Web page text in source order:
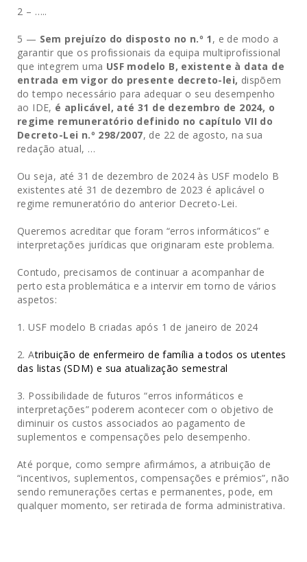
2 – …..
5 — Sem prejuízo do disposto no n.º 1 , e de modo a
garantir que os profissionais da equipa multiprofissional
que integrem uma USF modelo B, existente à data de
entrada em vigor do presente decreto-lei, dispõem
do tempo necessário para adequar o seu desempenho
ao IDE, é aplicável, até 31 de dezembro de 2024, o
regime remuneratório definido no capítulo VII do
Decreto-Lei n.º 298/2007, de 22 de agosto, na sua
redação atual, …
Ou seja, até 31 de dezembro de 2024 às USF modelo B
existentes até 31 de dezembro de 2023 é aplicável o
regime remuneratório do anterior Decreto-Lei.
Queremos acreditar que foram “erros informáticos” e
interpretações jurídicas que originaram este problema.
Contudo, precisamos de continuar a acompanhar de
perto esta problemática e a intervir em torno de vários
aspetos:
USF modelo B criadas após 1 de janeiro de 2024
2. Atribuição de enfermeiro de família a todos os utentes
das listas (SDM) e sua atualização semestral
3. Possibilidade de futuros “erros informáticos e
interpretações” poderem acontecer com o objetivo de
diminuir os custos associados ao pagamento de
suplementos e compensações pelo desempenho.
Até porque, como sempre afirmámos, a atribuição de
“incentivos, suplementos, compensações e prémios”, não
sendo remunerações certas e permanentes, pode, em
qualquer momento, ser retirada de forma administrativa.